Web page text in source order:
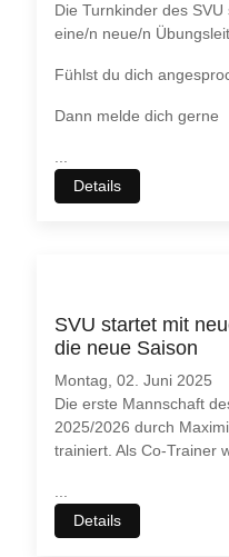
Die Turnkinder des
eine/n neue/n
Fühlst du dich
Dann melde dich gerne
Details
SVU startet mit
die neue Saison
Montag, 02. Juni 2025
Die erste Mannschaft
2025/2026 durch
trainiert. Als Co-Trainer
Details